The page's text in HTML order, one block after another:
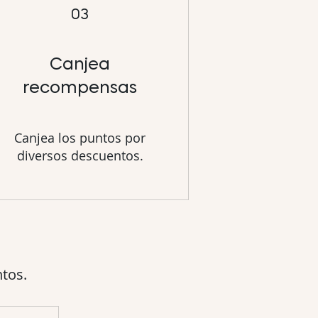
03
Canjea
recompensas
Canjea los puntos por
diversos descuentos.